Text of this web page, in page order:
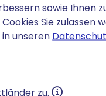
sowie Ihnen
Sie zulassen
in unseren
zu.